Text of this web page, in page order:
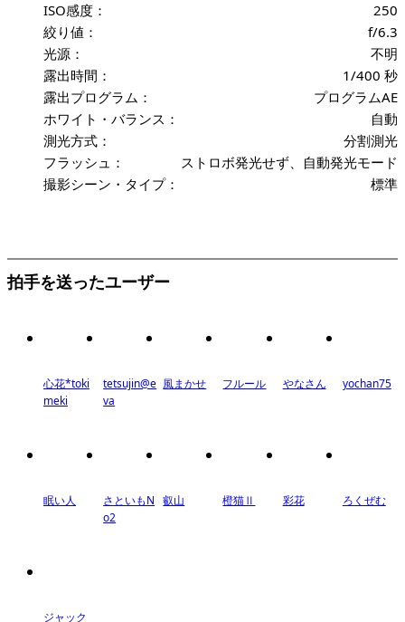
ISO感度：
250
絞り値：
f/6.3
光源：
不明
露出時間：
1/400 秒
露出プログラム：
プログラムAE
ホワイト・バランス：
自動
測光方式：
分割測光
フラッシュ：
ストロボ発光せず、自動発光モード
撮影シーン・タイプ：
標準
拍手を送ったユーザー
心花*toki
meki
tetsujin@e
va
風まかせ フルール やなさん yochan75
眠い人
さといもN
o2
叡山 橙猫Ⅱ 彩花 ろくぜむ
ジャック